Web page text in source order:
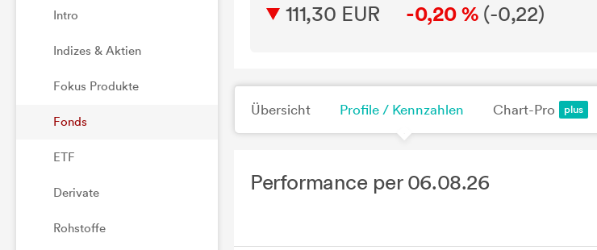
Intro
Indizes & Aktien
Fokus Produkte
Fonds
ETF
Derivate
Rohstoffe
111,30 EUR -0,20 % (-0,22)
Übersicht Profile / Kennzahlen Chart-Pro
Performance per 06.08.26